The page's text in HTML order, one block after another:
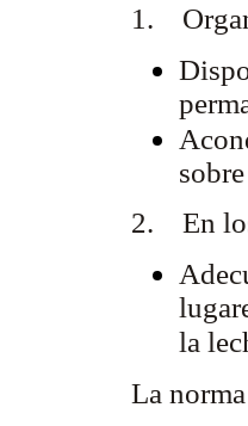
1.
2. En
la
La